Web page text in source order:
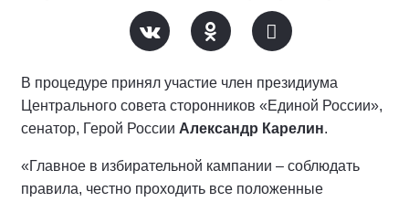
В процедуре принял участие член президиума
Центрального совета сторонников «Единой России»,
сенатор, Герой России Александр Карелин.
«Главное в избирательной кампании – соблюдать
правила, честно проходить все положенные